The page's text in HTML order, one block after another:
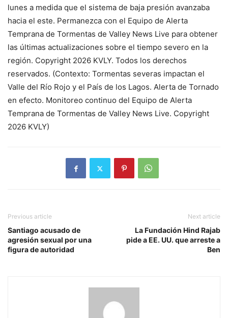
lunes a medida que el sistema de baja presión avanzaba
hacia el este. Permanezca con el Equipo de Alerta
Temprana de Tormentas de Valley News Live para obtener
las últimas actualizaciones sobre el tiempo severo en la
región. Copyright 2026 KVLY. Todos los derechos
reservados. (Contexto: Tormentas severas impactan el
Valle del Río Rojo y el País de los Lagos. Alerta de Tornado
en efecto. Monitoreo continuo del Equipo de Alerta
Temprana de Tormentas de Valley News Live. Copyright
2026 KVLY)
Previous article
Santiago acusado de
agresión sexual por una
figura de autoridad
Next article
La Fundación Hind Rajab
pide a EE. UU. que arreste a
Ben